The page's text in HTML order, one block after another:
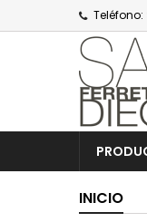
Teléfono:
INICIO